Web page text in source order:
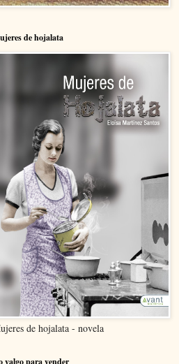
de hojalata
de hojalata - novela
valgo para vender